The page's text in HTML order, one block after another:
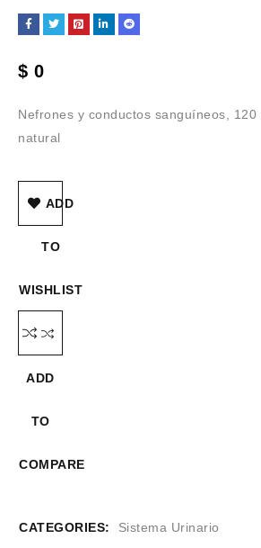
$ 0
Nefrones y conductos sanguíneos, 120
natural
ADD
TO
WISHLIST
ADD
TO
COMPARE
CATEGORIES:
Sistema Urinario